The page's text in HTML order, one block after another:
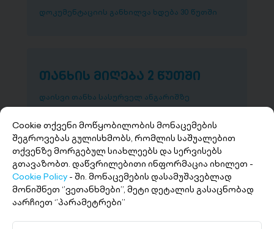
დოკუმენტაციის განხილვა ხდება 30 წუთში
თანხის მიღება 2 წუთში
დაისვი თანხა სასურველ ანგარიშზე
Cookie თქვენი მოწყობილობის მონაცემების
შეგროვებას გულისხმობს, რომლის საშუალებით
თქვენზე მორგებულ სიახლეებს და სერვისებს
გთავაზობთ. დაწვრილებითი ინფორმაცია იხილეთ -
Cookie Policy - ში. მონაცემების დასამუშავებლად
მონიშნეთ ‘’ვეთანხმები’’, მეტი დეტალის გასაცნობად
აარჩიეთ ‘’პარამეტრები’’